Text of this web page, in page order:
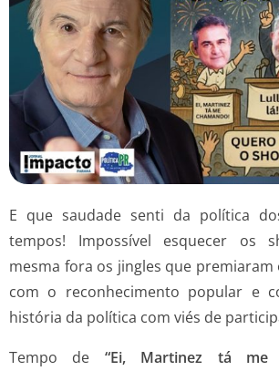
E que saudade senti da política
tempos! Impossível esquecer os
mesma fora os jingles que premiaram
com o reconhecimento popular e
história da política com viés de
Tempo de “Ei, Martinez tá me